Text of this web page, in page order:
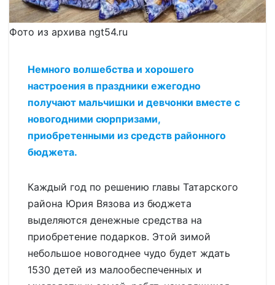
Фото из архива ngt54.ru
Немного волшебства и хорошего
настроения в праздники ежегодно
получают мальчишки и девчонки вместе с
новогодними сюрпризами,
приобретенными из средств районного
бюджета.
Каждый год по решению главы Татарского
района Юрия Вязова из бюджета
выделяются денежные средства на
приобретение подарков. Этой зимой
небольшое новогоднее чудо будет ждать
1530 детей из малообеспеченных и